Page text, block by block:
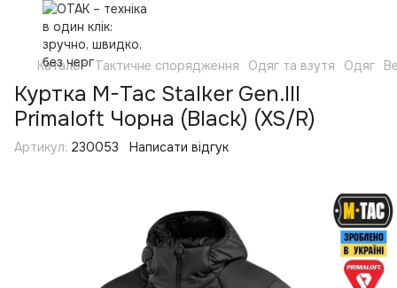
Каталог Тактичне спорядження Одяг та взутя Одяг
Куртка M-Tac Stalker Gen.III
Primaloft Чорна (Black) (XS/R)
Артикул: 230053 Написати відгук